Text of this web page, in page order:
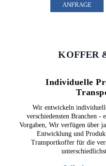
ANFRAGE
KOFFER
Individuelle
Wir entwickeln
verschiedensten Branchen -
Vorgaben, Wir verfügen über
Entwicklung und
Transportkoffer für die